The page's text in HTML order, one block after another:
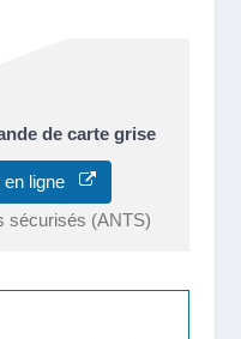
de carte grise
en ligne
sécurisés (ANTS)